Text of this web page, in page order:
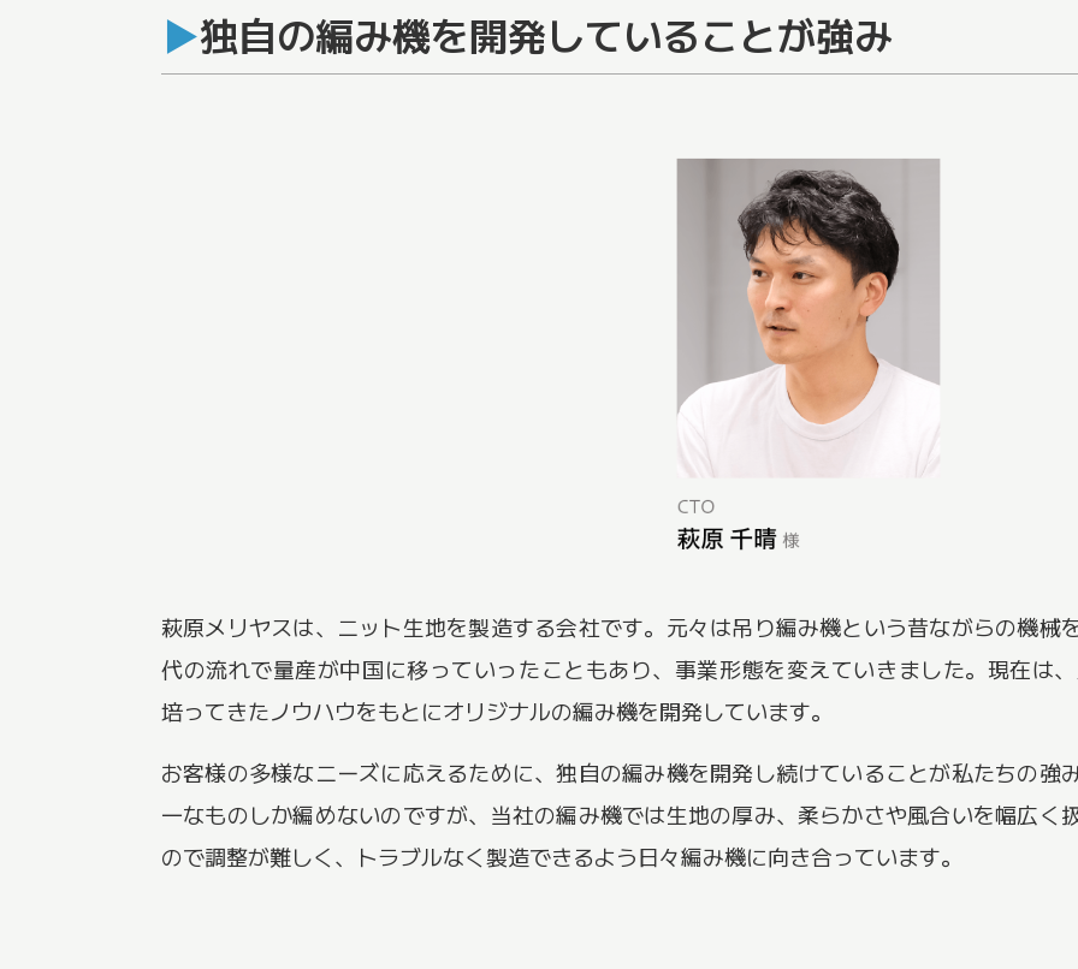
独自の編み機を開発していることが強み
萩原メリヤスは、ニット生地を製造する会社です。元々は吊り編み機という昔ながらの機械
代の流れで量産が中国に移っていったこともあり、事業形態を変えていきました。現在は
培ってきたノウハウをもとにオリジナルの編み機を開発しています。
お客様の多様なニーズに応えるために、独自の編み機を開発し続けていることが私たちの強
一なものしか編めないのですが、当社の編み機では生地の厚み、柔らかさや風合いを幅広く
ので調整が難しく、トラブルなく製造できるよう日々編み機に向き合っています。